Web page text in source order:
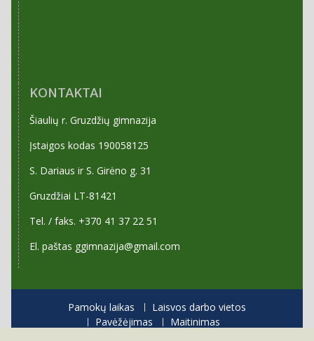
KONTAKTAI
Šiaulių r. Gruzdžių gimnazija
Įstaigos kodas 190058125
S. Dariaus ir S. Girėno g. 31
Gruzdžiai LT-81421
Tel. / faks. +370 41 37 22 51
El. paštas ggimnazija@gmail.com
Pamokų laikas
Laisvos darbo vietos
Pavėžėjimas
Maitinimas